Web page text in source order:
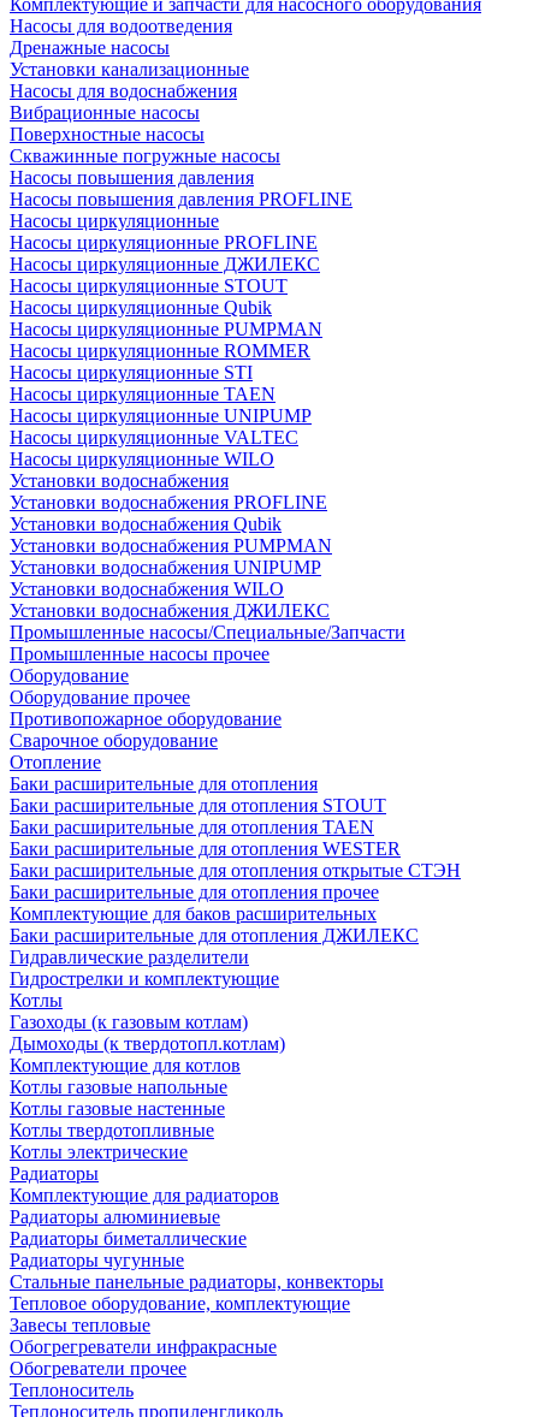
Комплектующие и запчасти для насосного оборудования
Насосы для водоотведения
Дренажные насосы
Установки канализационные
Насосы для водоснабжения
Вибрационные насосы
Поверхностные насосы
Скважинные погружные насосы
Насосы повышения давления
Насосы повышения давления PROFLINE
Насосы циркуляционные
Насосы циркуляционные PROFLINE
Насосы циркуляционные ДЖИЛЕКС
Насосы циркуляционные STOUT
Насосы циркуляционные Qubik
Насосы циркуляционные PUMPMAN
Насосы циркуляционные ROMMER
Насосы циркуляционные STI
Насосы циркуляционные TAEN
Насосы циркуляционные UNIPUMP
Насосы циркуляционные VALTEC
Насосы циркуляционные WILO
Установки водоснабжения
Установки водоснабжения PROFLINE
Установки водоснабжения Qubik
Установки водоснабжения PUMPMAN
Установки водоснабжения UNIPUMP
Установки водоснабжения WILO
Установки водоснабжения ДЖИЛЕКС
Промышленные насосы/Специальные/Запчасти
Промышленные насосы прочее
Оборудование
Оборудование прочее
Противопожарное оборудование
Сварочное оборудование
Отопление
Баки расширительные для отопления
Баки расширительные для отопления STOUT
Баки расширительные для отопления TAEN
Баки расширительные для отопления WESTER
Баки расширительные для отопления открытые СТЭН
Баки расширительные для отопления прочее
Комплектующие для баков расширительных
Баки расширительные для отопления ДЖИЛЕКС
Гидравлические разделители
Гидрострелки и комплектующие
Котлы
Газоходы (к газовым котлам)
Дымоходы (к твердотопл.котлам)
Комплектующие для котлов
Котлы газовые напольные
Котлы газовые настенные
Котлы твердотопливные
Котлы электрические
Радиаторы
Комплектующие для радиаторов
Радиаторы алюминиевые
Радиаторы биметаллические
Радиаторы чугунные
Стальные панельные радиаторы, конвекторы
Тепловое оборудование, комплектующие
Завесы тепловые
Обогрегреватели инфракрасные
Обогреватели прочее
Теплоноситель
Теплоноситель пропиленгликоль